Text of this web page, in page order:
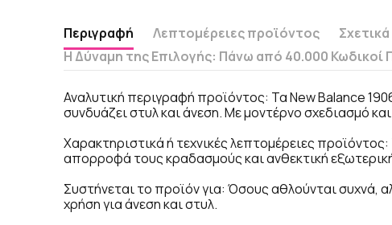
Περιγραφή Λεπτομέρειες προϊόντος
Η Δύναμη της Επιλογής: Πάνω από 40.000 Κωδικοί
Αναλυτική περιγραφή προϊόντος: Τα New Balance
συνδυάζει στυλ και άνεση. Με μοντέρνο σχεδιασμό
Χαρακτηριστικά ή τεχνικές λεπτομέρειες
απορροφά τους κραδασμούς και ανθεκτική
Συστήνεται το προϊόν για: Όσους αθλούνται συχνά,
χρήση για άνεση και στυλ.